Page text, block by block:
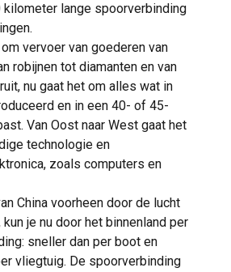
kilometer lange spoorverbinding
vervoer van goederen van
robijnen tot diamanten en van
nu gaat het om alles wat in
en in een 40- of 45-
Van Oost naar West gaat het
technologie en
zoals computers en
China voorheen door de lucht
je nu door het binnenland per
sneller dan per boot en
vliegtuig. De spoorverbinding